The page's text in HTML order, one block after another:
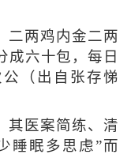
二两鸡内金二两
成六十包，每日
（出自张存悌
其医案简练、清
睡眠多思虑”而